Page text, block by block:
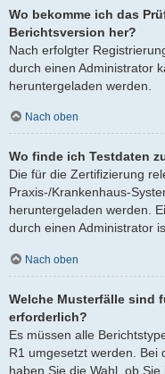
Wo bekomme ich das
Berichtsversion her?
Nach erfolgter
durch einen Administrator
heruntergeladen werden.
Nach oben
Wo finde ich Testdaten
Die für die Zertifizierung
Praxis-/Krankenhaus-
heruntergeladen werden.
durch einen Administrator
Nach oben
Welche Musterfälle sind
erforderlich?
Es müssen alle
R1 umgesetzt werden. Bei
haben Sie die Wahl, ob